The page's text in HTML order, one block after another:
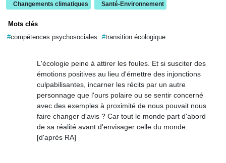
Changements climatiques Santé-Environnement
Mots clés
compétences psychosociales transition écologique
L'écologie peine à attirer les foules. Et si susciter des
émotions positives au lieu d'émettre des injonctions
culpabilisantes, incarner les récits par un autre
personnage que l'ours polaire ou se sentir concerné
avec des exemples à proximité de nous pouvait nous
faire changer d'avis ? Car tout le monde part d'abord
de sa réalité avant d'envisager celle du monde.
[d'après RA]